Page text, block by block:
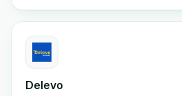
Delevo